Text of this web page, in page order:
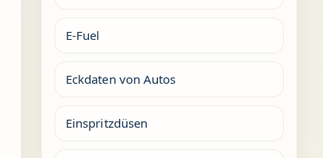
E-Fuel
Eckdaten von Autos
Einspritzdüsen